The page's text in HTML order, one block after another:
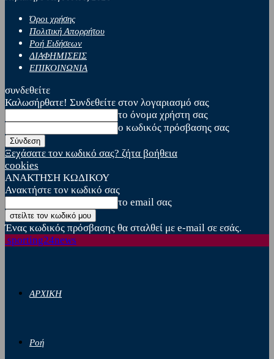
Όροι χρήσης
Πολιτική Απορρήτου
Ροή Ειδήσεων
ΔΙΑΦΗΜΙΣΕΙΣ
ΕΠΙΚΟΙΝΩΝΙΑ
συνδεθείτε
Καλωσήρθατε! Συνδεθείτε στον λογαριασμό σας
το όνομα χρήστη σας
ο κωδικός πρόσβασης σας
Ξεχάσατε τον κωδικό σας? ζήτα βοήθεια
cookies
ΑΝΑΚΤΗΣΗ ΚΩΔΙΚΟΥ
Ανακτήστε τον κωδικό σας
το email σας
Ένας κωδικός πρόσβασης θα σταλθεί με e-mail σε εσάς.
sporting24news
ΑΡΧΙΚΗ
Ροή